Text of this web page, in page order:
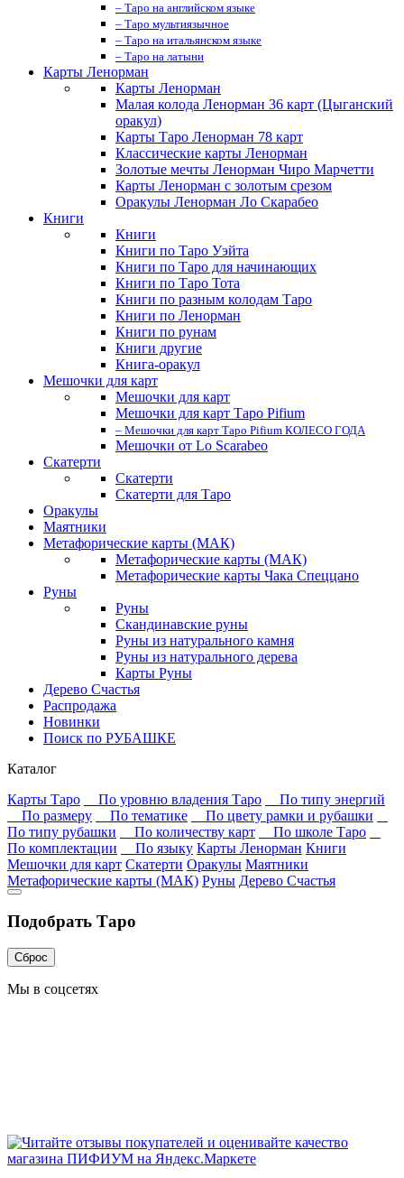
– Таро на английском языке
– Таро мультиязычное
– Таро на итальянском языке
– Таро на латыни
Карты Ленорман
Карты Ленорман
Малая колода Ленорман 36 карт (Цыганский
оракул)
Карты Таро Ленорман 78 карт
Классические карты Ленорман
Золотые мечты Ленорман Чиро Марчетти
Карты Ленорман с золотым срезом
Оракулы Ленорман Ло Скарабео
Книги
Книги
Книги по Таро Уэйта
Книги по Таро для начинающих
Книги по Таро Тота
Книги по разным колодам Таро
Книги по Ленорман
Книги по рунам
Книги другие
Книга-оракул
Мешочки для карт
Мешочки для карт
Мешочки для карт Таро Pifium
– Мешочки для карт Таро Pifium КОЛЕСО ГОДА
Мешочки от Lo Scarabeo
Скатерти
Скатерти
Скатерти для Таро
Оракулы
Маятники
Метафорические карты (МАК)
Метафорические карты (МАК)
Метафорические карты Чака Спеццано
Руны
Руны
Скандинавские руны
Руны из натурального камня
Руны из натурального дерева
Карты Руны
Дерево Счастья
Распродажа
Новинки
Поиск по РУБАШКЕ
Каталог
Карты Таро
По уровню владения Таро
По типу энергий
По размеру
По тематике
По цвету рамки и рубашки
По типу рубашки
По количеству карт
По школе Таро
По комплектации
По языку Карты Ленорман Книги
Мешочки для карт Скатерти Оракулы Маятники
Метафорические карты (МАК) Руны Дерево Счастья
Подобрать Таро
Сброс
Мы в соцсетях